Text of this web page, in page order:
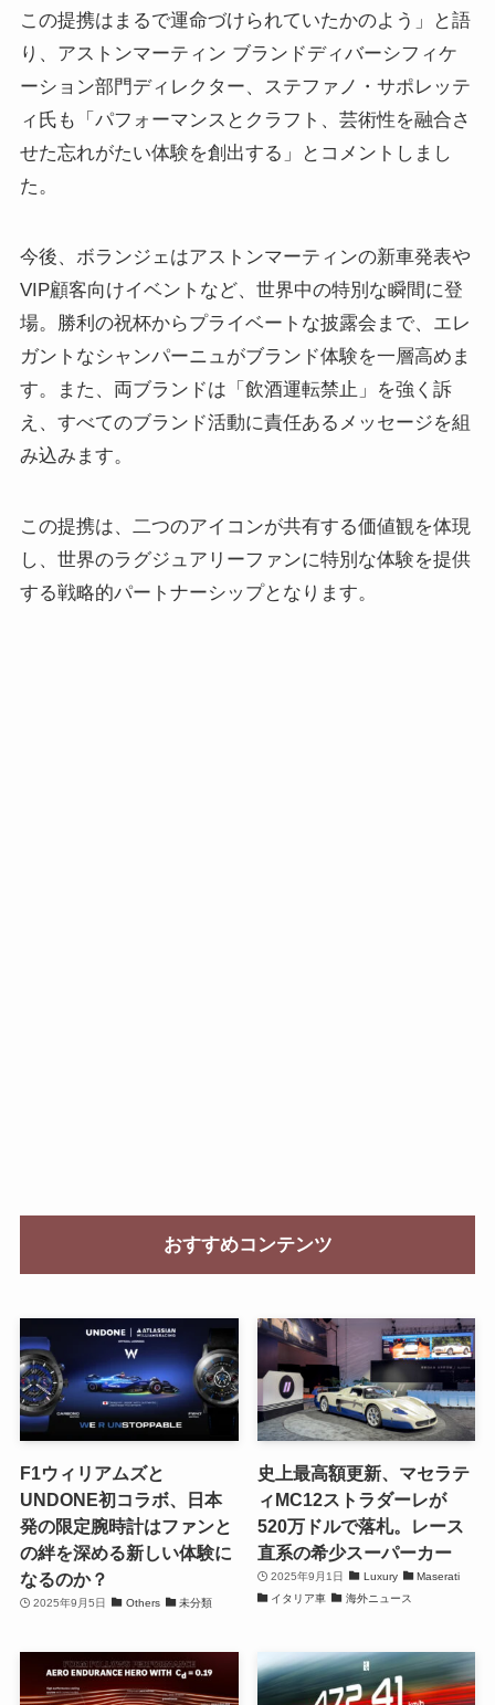
この提携はまるで運命づけられていたかのよう」と語
り、アストンマーティン ブランドディバーシフィケ
ーション部門ディレクター、ステファノ・サポレッテ
ィ氏も「パフォーマンスとクラフト、芸術性を融合さ
せた忘れがたい体験を創出する」とコメントしまし
た。
今後、ボランジェはアストンマーティンの新車発表や
VIP顧客向けイベントなど、世界中の特別な瞬間に登
場。勝利の祝杯からプライベートな披露会まで、エレ
ガントなシャンパーニュがブランド体験を一層高めま
す。また、両ブランドは「飲酒運転禁止」を強く訴
え、すべてのブランド活動に責任あるメッセージを組
み込みます。
この提携は、二つのアイコンが共有する価値観を体現
し、世界のラグジュアリーファンに特別な体験を提供
する戦略的パートナーシップとなります。
おすすめコンテンツ
F1ウィリアムズと
UNDONE初コラボ、日本
発の限定腕時計はファンと
の絆を深める新しい体験に
なるのか？
2025年9月5日 Others 未分類
史上最高額更新、マセラテ
ィMC12ストラダーレが
520万ドルで落札。レース
直系の希少スーパーカー
2025年9月1日 Luxury
Maserati
イタリア車
海外ニュース